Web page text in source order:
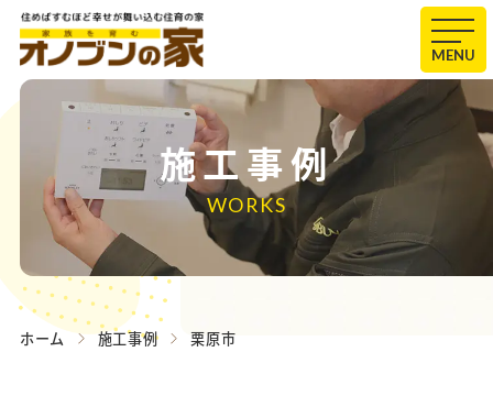
MENU
施工事例
WORKS
ホーム 施工事例 栗原市